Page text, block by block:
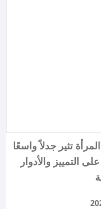
تثير جدلاً واسعًا
التمييز والأدوار